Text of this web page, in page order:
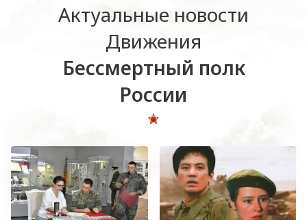
Актуальные новости
Движения
Бессмертный полк
России